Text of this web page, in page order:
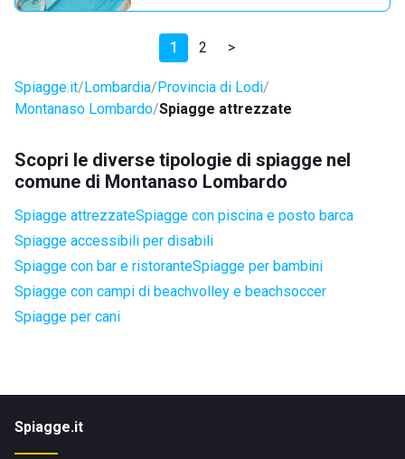
1 2 >
Spiagge.it Lombardia Provincia di Lodi
Montanaso Lombardo Spiagge attrezzate
Scopri le diverse tipologie di spiagge nel
comune di Montanaso Lombardo
Spiagge attrezzateSpiagge con piscina e posto barca
Spiagge accessibili per disabili
Spiagge con bar e ristoranteSpiagge per bambini
Spiagge con campi di beachvolley e beachsoccer
Spiagge per cani
Spiagge.it